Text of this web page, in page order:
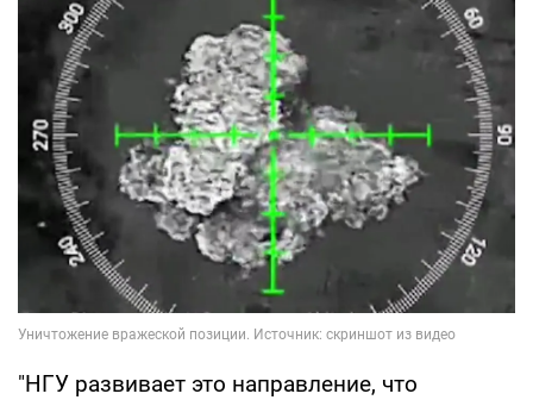
"НГУ развивает это направление, что